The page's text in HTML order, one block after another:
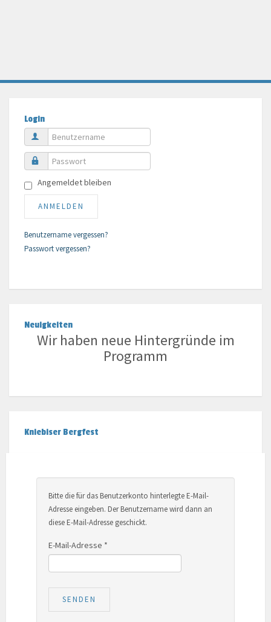
Login
Benutzername
Passwort
Angemeldet bleiben
ANMELDEN
Benutzername vergessen?
Passwort vergessen?
Neuigkeiten
Wir haben neue Hintergründe im
Programm
Kniebiser Bergfest
Bitte die für das Benutzerkonto hinterlegte E-Mail-
Adresse eingeben. Der Benutzername wird dann an
diese E-Mail-Adresse geschickt.
E-Mail-Adresse *
SENDEN